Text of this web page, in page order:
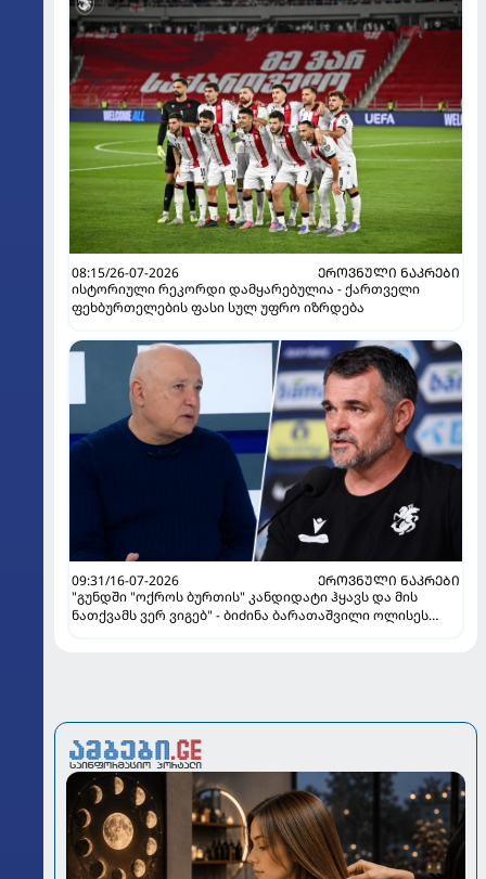
08:15/26-07-2026
ᲔᲠᲝᲕᲜᲣᲚᲘ ᲜᲐᲙᲠᲔᲑᲘ
ისტორიული რეკორდი დამყარებულია - ქართველი
ფეხბურთელების ფასი სულ უფრო იზრდება
09:31/16-07-2026
ᲔᲠᲝᲕᲜᲣᲚᲘ ᲜᲐᲙᲠᲔᲑᲘ
"გუნდში "ოქროს ბურთის" კანდიდატი ჰყავს და მის
ნათქვამს ვერ ვიგებ" - ბიძინა ბარათაშვილი ოლისეს